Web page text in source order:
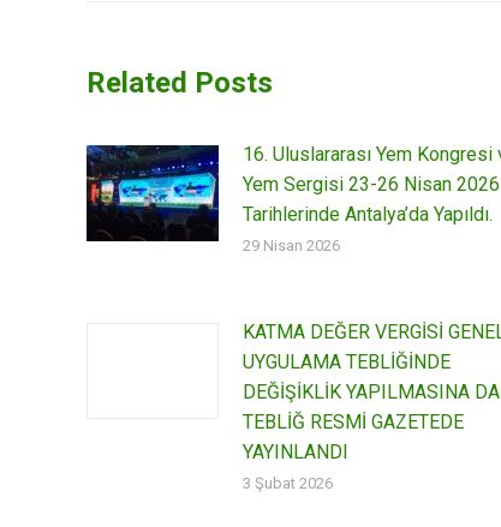
Related Posts
16. Uluslararası Yem Kongresi
Yem Sergisi 23-26 Nisan 2026
Tarihlerinde Antalya’da Yapıldı.
29 Nisan 2026
KATMA DEĞER VERGİSİ
UYGULAMA TEBLİĞİNDE
DEĞİŞİKLİK YAPILMASINA
TEBLİĞ RESMİ GAZETEDE
YAYINLANDI
3 Şubat 2026